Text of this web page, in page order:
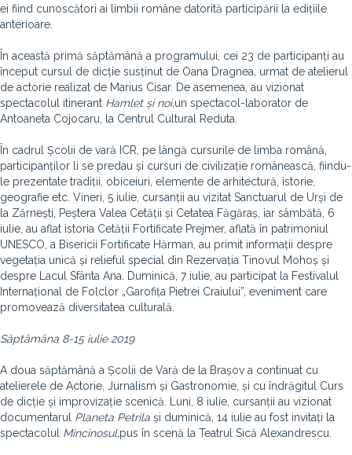
ei fiind cunoscători ai limbii române datorită participării la edițiile
anterioare.
În această primă săptămână a programului, cei 23 de participanți au
început cursul de dicție susținut de Oana Dragnea, urmat de atelierul
de actorie realizat de Marius Cisar. De asemenea, au vizionat
spectacolul itinerant Hamlet și noi,un spectacol-laborator de
Antoaneta Cojocaru, la Centrul Cultural Reduta.
În cadrul Școlii de vară ICR, pe lângă cursurile de limba română,
participanților li se predau și cursuri de civilizație românească, fiindu-
le prezentate tradiții, obiceiuri, elemente de arhitectură, istorie,
geografie etc. Vineri, 5 iulie, cursanții au vizitat Sanctuarul de Urși de
la Zărnești, Peștera Valea Cetății și Cetatea Făgăraș, iar sâmbătă, 6
iulie, au aflat istoria Cetății Fortificate Prejmer, aflată în patrimoniul
UNESCO, a Bisericii Fortificate Hărman, au primit informații despre
vegetația unică și relieful special din Rezervația Tinovul Mohoș și
despre Lacul Sfânta Ana. Duminică, 7 iulie, au participat la Festivalul
Internațional de Folclor „Garofița Pietrei Craiului”, eveniment care
promovează diversitatea culturală.
Săptămâna 8-15 iulie 2019
A doua săptămână a Școlii de Vară de la Brașov a continuat cu
atelierele de Actorie, Jurnalism și Gastronomie, și cu îndrăgitul Curs
de dicție și improvizație scenică. Luni, 8 iulie, cursanții au vizionat
documentarul Planeta Petrila și duminică, 14 iulie au fost invitați la
spectacolul Mincinosul,pus în scenă la Teatrul Sică Alexandrescu.